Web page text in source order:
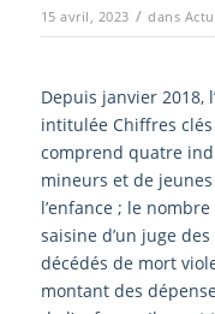
15 avril, 2023 / dans
Depuis janvier 2018,
intitulée Chiffres
comprend quatre
mineurs et de
l’enfance ; le nombre
saisine d’un juge
décédés de mort
montant des